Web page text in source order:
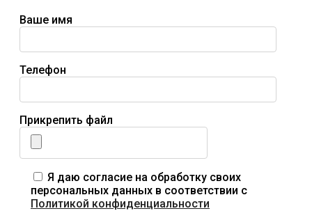
Ваше имя
Телефон
Прикрепить файл
Я даю согласие на обработку своих
персональных данных в соответствии с
Политикой конфиденциальности